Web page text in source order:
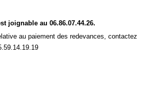
joignable au 06.86.07.44.26.
au paiement des redevances, contactez